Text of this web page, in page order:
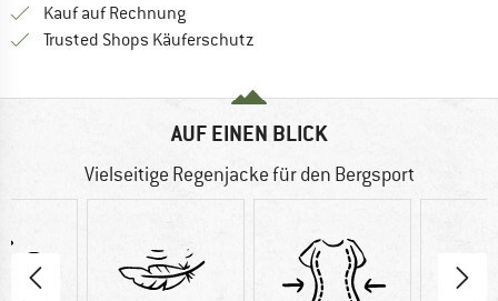
Kauf auf RechnungFinde die Zahlungs-Infos hier! Öffnet
Trusted Shops Käuferschutz
AUF EINEN BLICK
Vielseitige Regenjacke für den Bergsport